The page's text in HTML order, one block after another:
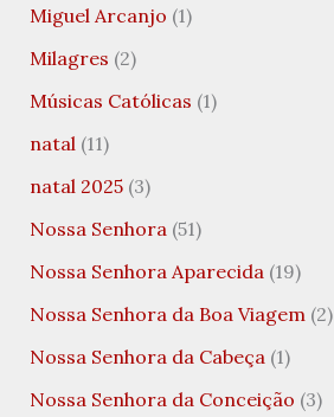
Miguel Arcanjo (1)
Milagres (2)
Músicas Católicas (1)
natal(11)
natal 2025(3)
Nossa Senhora(51)
Nossa Senhora Aparecida(19)
Nossa Senhora da Boa Viagem(2)
Nossa Senhora da Cabeça(1)
Nossa Senhora da Conceição (3)